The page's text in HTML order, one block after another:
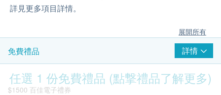
詳見更多項目詳情。
展開所有
免費禮品 詳情
任選 1 份免費禮品 (點撃禮品了解更多)
$1500 百佳電子禮券